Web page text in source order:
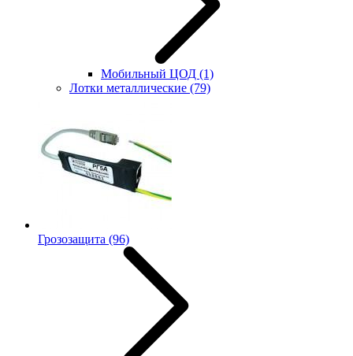
Мобильный ЦОД (1)
Лотки металлические (79)
Грозозащита (96)